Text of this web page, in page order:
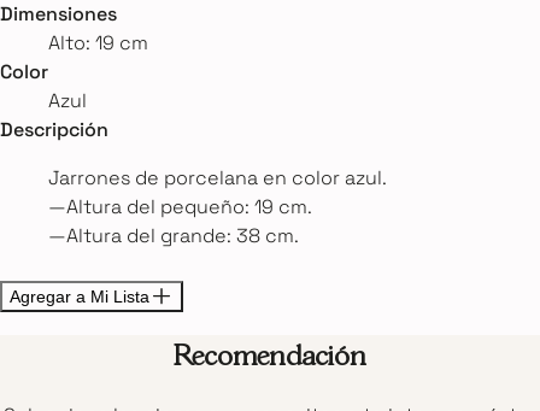
Dimensiones
Alto: 19 cm
Color
Azul
Descripción
Jarrones de porcelana en color azul.
—Altura del pequeño: 19 cm.
—Altura del grande: 38 cm.
Agregar a Mi Lista
Recomendación